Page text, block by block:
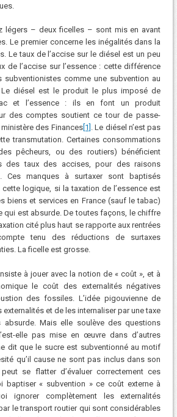
légers – deux ficelles – sont mis en avant
Le premier concerne les inégalités dans la
Le taux de l’accise sur le diésel est un peu
de l’accise sur l’essence : cette différence
subventionistes comme une subvention au
Le diésel est le produit le plus imposé de
et l’essence : ils en font un produit
des comptes soutient ce tour de passe-
des Finances[1] . Le diésel n’est pas
transmutation. Certaines consommations
pêcheurs, ou des routiers) bénéficient
des taux des accises, pour des raisons
Ces manques à surtaxer sont baptisés
cette logique, si la taxation de l’essence est
biens et services en France (sauf le tabac)
qui est absurde. De toutes façons, le chiffre
cité plus haut se rapporte aux rentrées
tenu des réductions de surtaxes
La ficelle est grosse.
à jouer avec la notion de « coût », et à
le coût des externalités négatives
des fossiles. L’idée pigouvienne de
et de les internaliser par une taxe
absurde. Mais elle soulève des questions
elle pas mise en œuvre dans d’autres
dit que le sucre est subventionné au motif
qu’il cause ne sont pas inclus dans son
se flatter d’évaluer correctement ces
baptiser « subvention » ce coût externe à
ignorer complètement les externalités
le transport routier qui sont considérables